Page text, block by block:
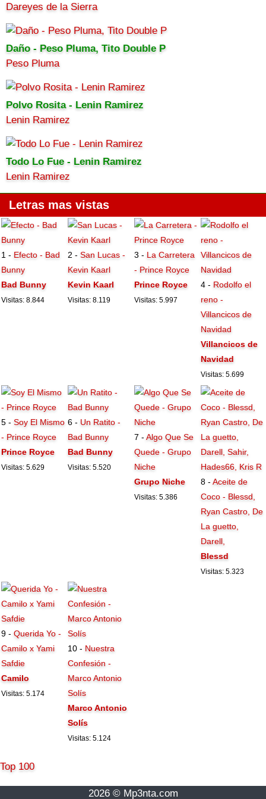
Dareyes de la Sierra
Daño - Peso Pluma, Tito Double P
Peso Pluma
Polvo Rosita - Lenin Ramirez
Lenin Ramirez
Todo Lo Fue - Lenin Ramirez
Lenin Ramirez
Letras mas vistas
1 - Efecto - Bad
Bunny
Bad Bunny
Visitas: 8.844
2 -San Lucas -
Kevin Kaarl
Kevin Kaarl
Visitas: 8.119
3 - La Carretera
- Prince Royce
Prince Royce
Visitas: 5.997
4 - Rodolfo el
reno -
Villancicos de
Navidad
Villancicos de
Navidad
Visitas: 5.699
5 -Soy El Mismo
- Prince Royce
Prince Royce
Visitas: 5.629
6 - Un Ratito -
Bad Bunny
Bad Bunny
Visitas: 5.520
7 -Algo Que Se
Quede - Grupo
Niche
Grupo Niche
Visitas: 5.386
8 -Aceite de
Coco - Blessd,
Ryan Castro, De
La guetto,
Darell,
Blessd
Visitas: 5.323
9 -Querida Yo -
Camilo x Yami
Safdie
Camilo
Visitas: 5.174
10 - Nuestra
Confesión -
Marco Antonio
Solís
Marco Antonio
Solís
Visitas: 5.124
Top 100
2026 © Mp3nta.com